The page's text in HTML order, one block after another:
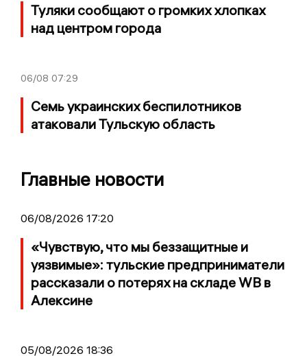
Туляки сообщают о громких хлопках
над центром города
06/08 07:29
Семь украинских беспилотников
атаковали Тульскую область
Главные новости
06/08/2026 17:20
«Чувствую, что мы беззащитные и
уязвимые»: тульские предприниматели
рассказали о потерях на складе WB в
Алексине
05/08/2026 18:36